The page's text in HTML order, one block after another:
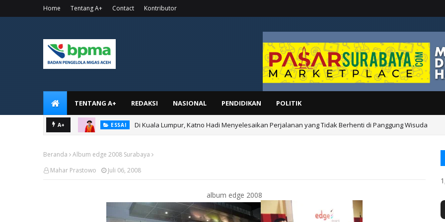
Home Tentang A+ Contact Kontributor
TENTANG A+ REDAKSI NASIONAL PENDIDIKAN POLITIK
A+ ESSAI Di Kuala Lumpur, Katno Hadi Menyelesaikan Perjalanan yang Tidak Berhenti di Panggung Wisuda
Beranda
Album edge 2008 Surabaya
Mahar Prastowo
Juli 06, 2008
album edge 2008